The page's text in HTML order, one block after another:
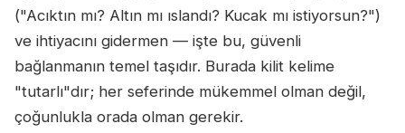
("Acıktın mı? Altın mı ıslandı? Kucak mı istiyorsun?")
ve ihtiyacını gidermen — işte bu, güvenli
bağlanmanın temel taşıdır. Burada kilit kelime
"tutarlı"dır; her seferinde mükemmel olman değil,
çoğunlukla orada olman gerekir.